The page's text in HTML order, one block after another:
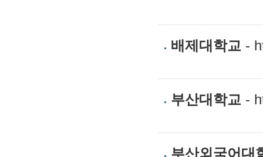
배제대학교 -
부산대학교 -
부산외국어대